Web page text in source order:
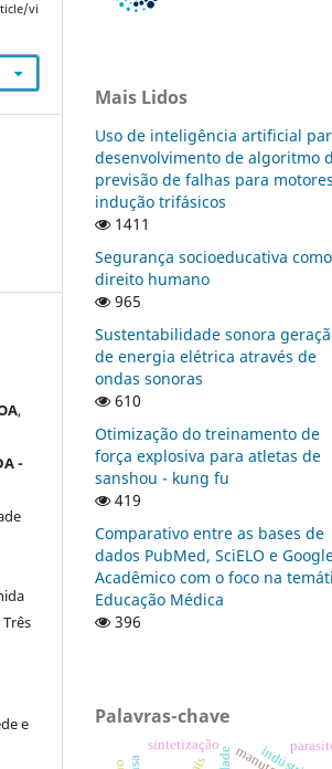
vi
,
-
e
Mais Lidos
Uso de inteligência artificial
desenvolvimento de algoritmo
previsão de falhas para
indução trifásicos
1411
Segurança socioeducativa como
direito humano
965
Sustentabilidade sonora
de energia elétrica através de
ondas sonoras
610
Otimização do treinamento de
força explosiva para atletas de
sanshou - kung fu
419
Comparativo entre as bases de
dados PubMed, SciELO e
Acadêmico com o foco na
Educação Médica
396
Palavras-chave
sintetização